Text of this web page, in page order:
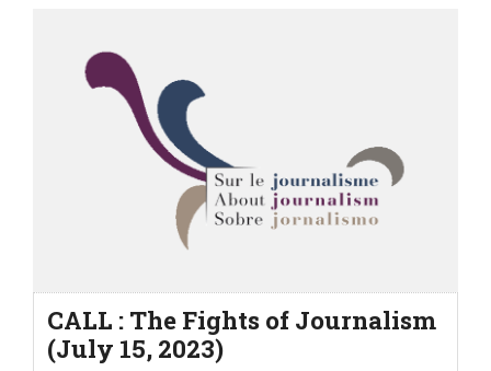
CALL : The Fights of Journalism
(July 15, 2023)